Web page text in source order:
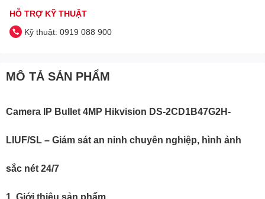
HỖ TRỢ KỸ THUẬT
Kỹ thuật: 0919 088 900
MÔ TẢ SẢN PHẨM
Camera IP Bullet 4MP Hikvision DS-2CD1B47G2H-
LIUF/SL – Giám sát an ninh chuyên nghiệp, hình ảnh
sắc nét 24/7
1. Giới thiệu sản phẩm